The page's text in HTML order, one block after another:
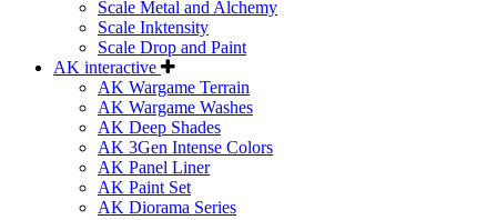
Scale Metal and Alchemy
Scale Inktensity
Scale Drop and Paint
AK interactive
AK Wargame Terrain
AK Wargame Washes
AK Deep Shades
AK 3Gen Intense Colors
AK Panel Liner
AK Paint Set
AK Diorama Series